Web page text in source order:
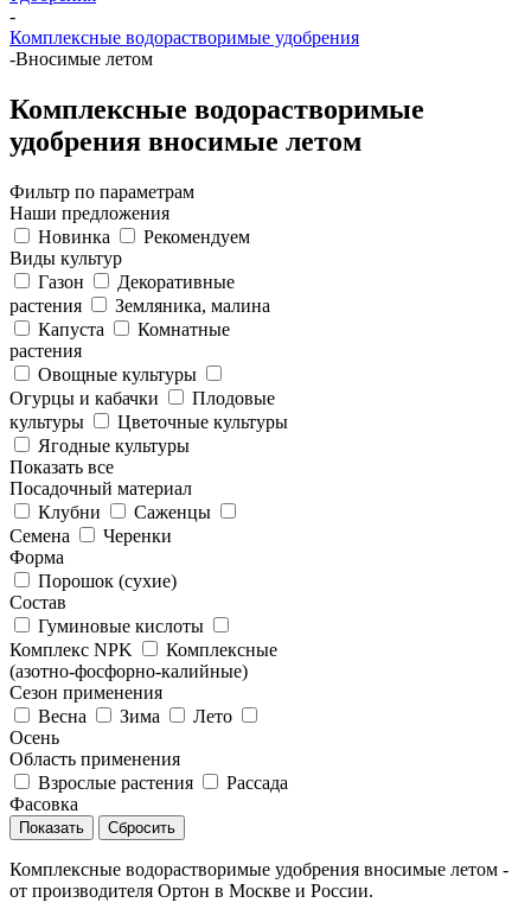
-
Комплексные водорастворимые удобрения
-Вносимые летом
Комплексные водорастворимые
удобрения вносимые летом
Фильтр по параметрам
Наши предложения
Новинка
Рекомендуем
Виды культур
Газон
Декоративные
растения
Земляника, малина
Капуста
Комнатные
растения
Овощные культуры
Огурцы и кабачки
Плодовые
культуры
Цветочные культуры
Ягодные культуры
Показать все
Посадочный материал
Клубни
Саженцы
Семена
Черенки
Форма
Порошок (сухие)
Состав
Гуминовые кислоты
Комплекс NPK
Комплексные
(азотно-фосфорно-калийные)
Сезон применения
Весна
Зима
Лето
Осень
Область применения
Взрослые растения
Рассада
Фасовка
Сбросить
Комплексные водорастворимые удобрения вносимые летом -
от производителя Ортон в Москве и России.